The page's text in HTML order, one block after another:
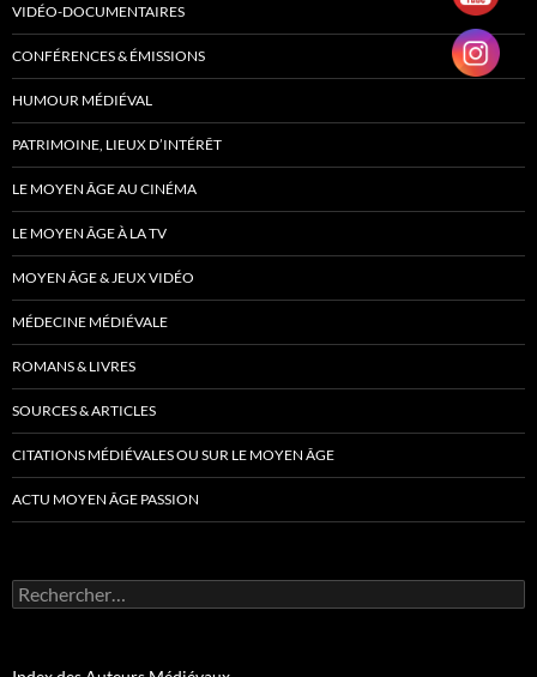
VIDÉO-DOCUMENTAIRES
CONFÉRENCES & ÉMISSIONS
HUMOUR MÉDIÉVAL
PATRIMOINE, LIEUX D’INTÉRÊT
LE MOYEN ÂGE AU CINÉMA
LE MOYEN ÂGE À LA TV
MOYEN ÂGE & JEUX VIDÉO
MÉDECINE MÉDIÉVALE
ROMANS & LIVRES
SOURCES & ARTICLES
CITATIONS MÉDIÉVALES OU SUR LE MOYEN ÂGE
ACTU MOYEN ÂGE PASSION
Rechercher :